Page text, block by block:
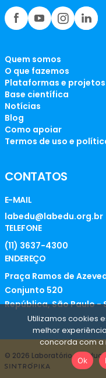
Quem somos
O que fazemos
Plataformas e projetos
Base científica
Notícias
Blog
Como apoiar
Termos de uso e
CONTATOS
E-MAIL
labedu@labedu.org.br
TELEFONE
(11) 3637-4300
ENDEREÇO
Praça Ramos de
Conjunto 520
República, São Paulo -
© 2026 Laboratório de
Utilizamos cookies
melhor
concorda com a
Ok